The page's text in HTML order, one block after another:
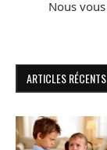
Nous
ARTICLES RÉCENTS